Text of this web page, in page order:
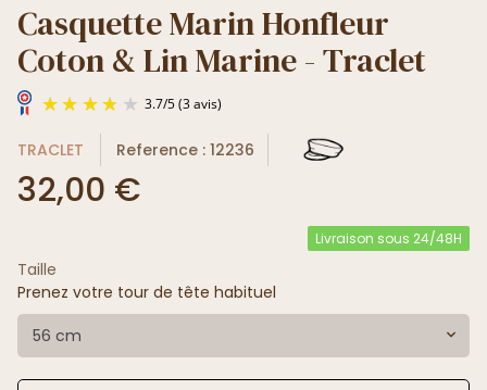
Casquette Marin Honfleur
Coton & Lin Marine - Traclet
TRACLET Reference : 12236
32,00 €
Livraison sous 24/48H
Taille
Prenez votre tour de tête habituel
56 cm